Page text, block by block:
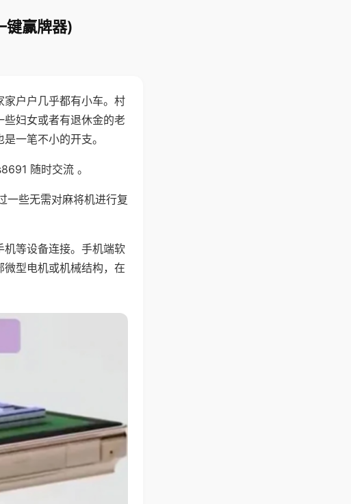
键赢牌器)
户户几乎都有小车。村
些妇女或者有退休金的老
一笔不小的开支。
随时交流 。
一些无需对麻将机进行复
等设备连接。手机端软
型电机或机械结构，在